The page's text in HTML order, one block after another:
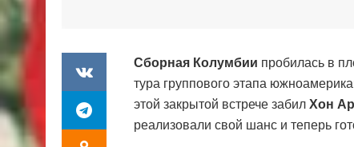
Сборная Колумбии пробилась в
тура группового этапа
этой закрытой встрече забил Хон
реализовали свой шанс и теперь